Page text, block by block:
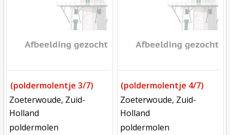
(poldermolentje 3/7)
locatie
Zoeterwoude, Zuid-
Holland
functie
poldermolen
(poldermolentje 4/7)
locatie
Zoeterwoude, Zuid-
Holland
functie
poldermolen